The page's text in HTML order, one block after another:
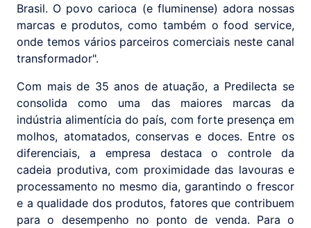
Brasil. O povo carioca (e fluminense) adora nossas
marcas e produtos, como também o food service,
onde temos vários parceiros comerciais neste canal
transformador".
Com mais de 35 anos de atuação, a Predilecta se
consolida como uma das maiores marcas da
indústria alimentícia do país, com forte presença em
molhos, atomatados, conservas e doces. Entre os
diferenciais, a empresa destaca o controle da
cadeia produtiva, com proximidade das lavouras e
processamento no mesmo dia, garantindo o frescor
e a qualidade dos produtos, fatores que contribuem
para o desempenho no ponto de venda. Para o